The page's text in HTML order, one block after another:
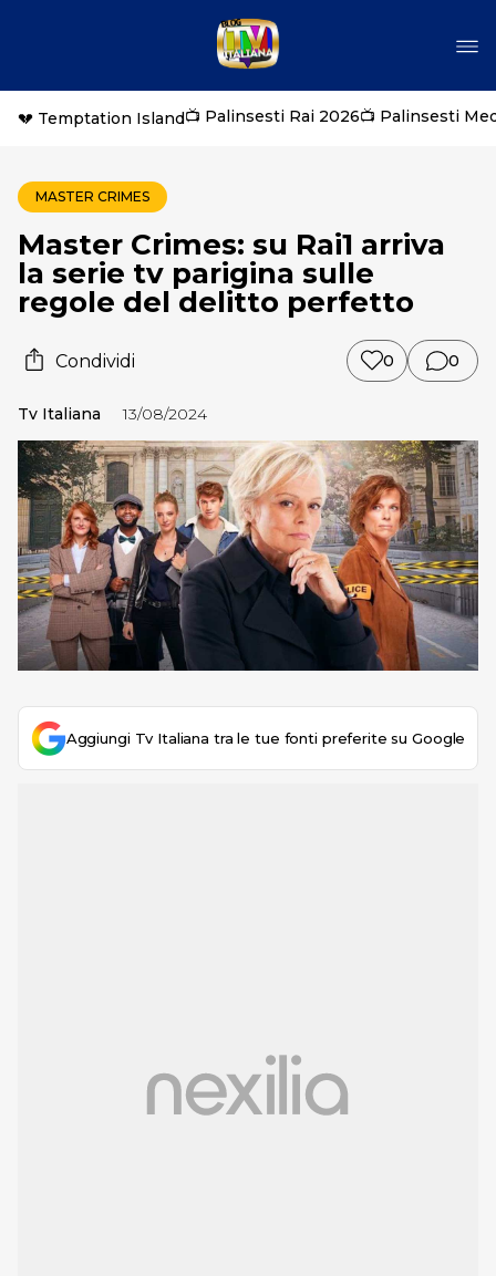
💔 Temptation Island📺 Palinsesti Rai 2026📺 Palinsesti
MASTER CRIMES
Master Crimes: su Rai1 arriva
la serie tv parigina sulle
regole del delitto perfetto
Condividi 0 0
Tv Italiana 13/08/2024
Aggiungi Tv Italiana tra le tue fonti preferite su Google